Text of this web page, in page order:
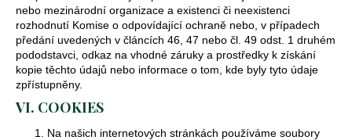
nebo mezinárodní organizace a existenci či neexistenci
rozhodnutí Komise o odpovídající ochraně nebo, v případech
předání uvedených v článcích 46, 47 nebo čl. 49 odst. 1 druhém
pododstavci, odkaz na vhodné záruky a prostředky k získání
kopie těchto údajů nebo informace o tom, kde byly tyto údaje
zpřístupněny.
VI. COOKIES
Na našich internetových stránkách používáme soubory